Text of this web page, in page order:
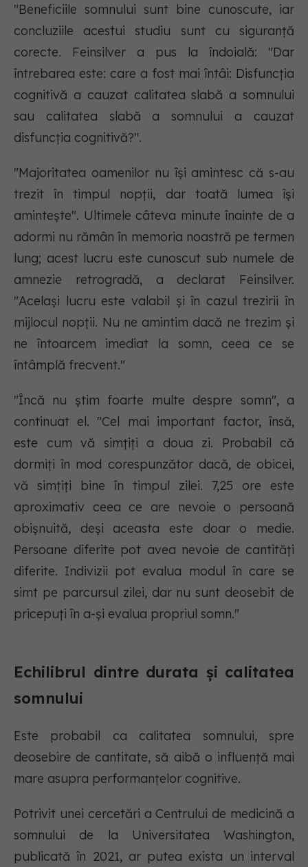
"Beneficiile somnului sunt bine cunoscute, iar
concluziile acestui studiu sunt cu siguranță
corecte. Feinsilver a pus la îndoială: "Dar
întrebarea este: care a fost mai întâi: Disfuncția
cognitivă a cauzat calitatea slabă a somnului
sau calitatea slabă a somnului a cauzat
disfuncția cognitivă?".
"Majoritatea oamenilor nu își amintesc că s-au
trezit în timpul nopții, dar toată lumea își
amintește". Ultimele câteva minute înainte de a
adormi nu rămân în memoria noastră pe termen
lung; acest lucru este cunoscut sub numele de
amnezie retrogradă, a declarat Feinsilver.
"Același lucru este valabil și în cazul trezirii în
mijlocul nopții. Nu ne amintim dacă ne trezim și
ne întoarcem imediat la somn, ceea ce se
întâmplă frecvent."
"Încă nu știm foarte multe despre somn", a
continuat el. "Cel mai important factor, însă,
este cum vă simțiți a doua zi. Probabil că
dormiți în mod corespunzător dacă, de obicei,
vă simțiți bine în timpul zilei. 7,25 ore este
aproximativ ceea ce are nevoie o persoană
obișnuită, deși aceasta este doar o medie.
Persoane diferite pot avea nevoie de cantități
diferite. Indivizii pot evalua modul în care se
simt pe parcursul zilei, dar nu sunt deosebit de
pricepuți în a-și evalua propriul somn."
Echilibrul dintre durata și calitatea
somnului
Este probabil ca calitatea somnului, spre
deosebire de cantitate, să aibă o influență mai
mare asupra performanțelor cognitive.
Potrivit unei cercetări a Centrului de medicină a
somnului de la Universitatea Washington,
publicată în 2021, ar putea exista un interval